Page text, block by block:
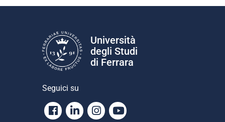
Università
degli Studi
di Ferrara
Seguici su
Facebook
LinkedinInstagram
Youtube